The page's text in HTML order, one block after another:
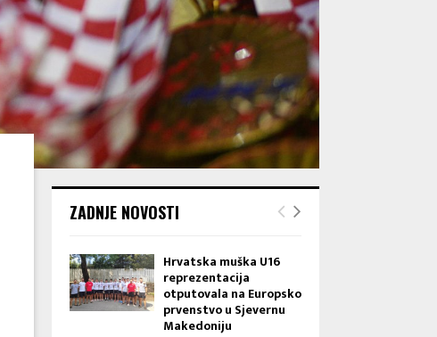
ZADNJE NOVOSTI
Hrvatska muška U16
reprezentacija
otputovala na Europsko
prvenstvo u Sjevernu
Makedoniju